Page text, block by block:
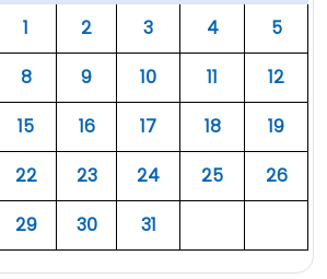
१
२ ३ ४
५
८ ९ १० ११
१२
१५ १६ १७ १८
१९
२२ २३ २४ २५
२६
२९ ३० ३१